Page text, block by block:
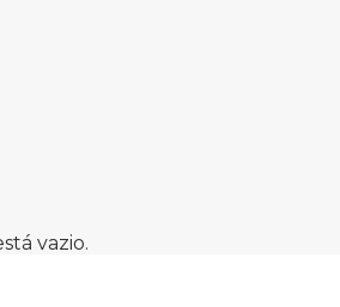
vazio.
Virgem